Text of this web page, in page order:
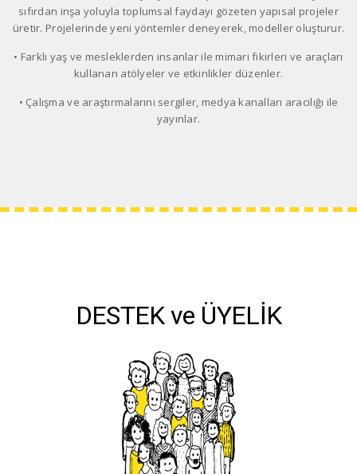
sıfırdan inşa yoluyla toplumsal faydayı gözeten yapısal projeler
üretir. Projelerinde yeni yöntemler deneyerek, modeller oluşturur.
• Farklı yaş ve mesleklerden insanlar ile mimari fikirleri ve araçları
kullanan atölyeler ve etkinlikler düzenler.
• Çalışma ve araştırmalarını sergiler, medya kanalları aracılığı ile
yayınlar.
DESTEK ve ÜYELİK